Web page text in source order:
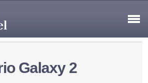
Galaxy 2